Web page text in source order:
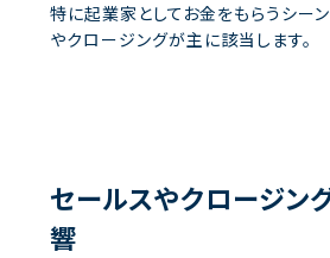
特に起業家としてお金をもらうシー
やクロージングが主に該当します。
セールスやクロージン
響